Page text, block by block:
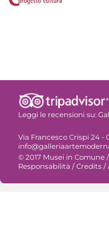
Leggi le recensioni su:
Via Francesco Crispi 24 -
© 2017 Musei in Comune /
Responsabilità / Credits /